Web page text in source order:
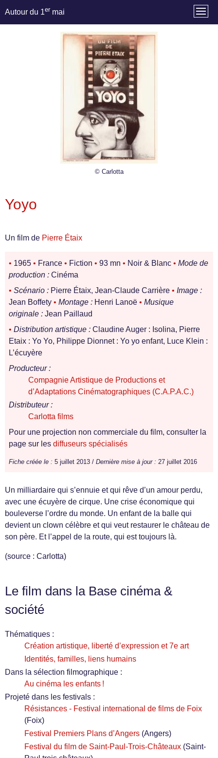
Autour du 1er mai
© Carlotta
Yoyo
Un film de Pierre Étaix
• 1965 • France • Fiction • 93 mn • Noir & Blanc • Mode de
production : Cinéma
• Scénario : Pierre Étaix, Jean-Claude Carrière • Image :
Jean Boffety • Montage : Henri Lanoë • Musique
originale : Jean Paillaud
• Distribution artistique : Claudine Auger : Isolina, Pierre
Etaix : Yo Yo, Philippe Dionnet : Yo yo enfant, Luce Klein :
L’écuyère
Producteur :
Compagnie Artistique de Productions et
d’Adaptations Cinématographiques (C.A.P.A.C.)
Distributeur :
Carlotta films
Pour une projection non commerciale du film, consulter la
page sur les diffuseurs spécialisés
Fiche créée le : 5 juillet 2013 / Dernière mise à jour : 27 juillet 2016
Un milliardaire qui s’ennuie et qui rêve d’un amour perdu,
avec une écuyère de cirque. Une crise économique qui
bouleverse l’ordre du monde. Un enfant de la balle qui
devient un clown célèbre et qui veut restaurer le château de
son père. Et l’appel de la route, qui est toujours là.
(source : Carlotta)
Le film dans la Base cinéma &
société
Thématiques :
Création artistique, liberté d’expression et 7e art
Identités, familles, liens humains
Dans la sélection filmographique :
Au cinéma les enfants !
Projeté dans les festivals :
Résistances - Festival international de films de Foix
(Foix)
Festival Premiers Plans d’Angers (Angers)
Festival du film de Saint-Paul-Trois-Châteaux (Saint-